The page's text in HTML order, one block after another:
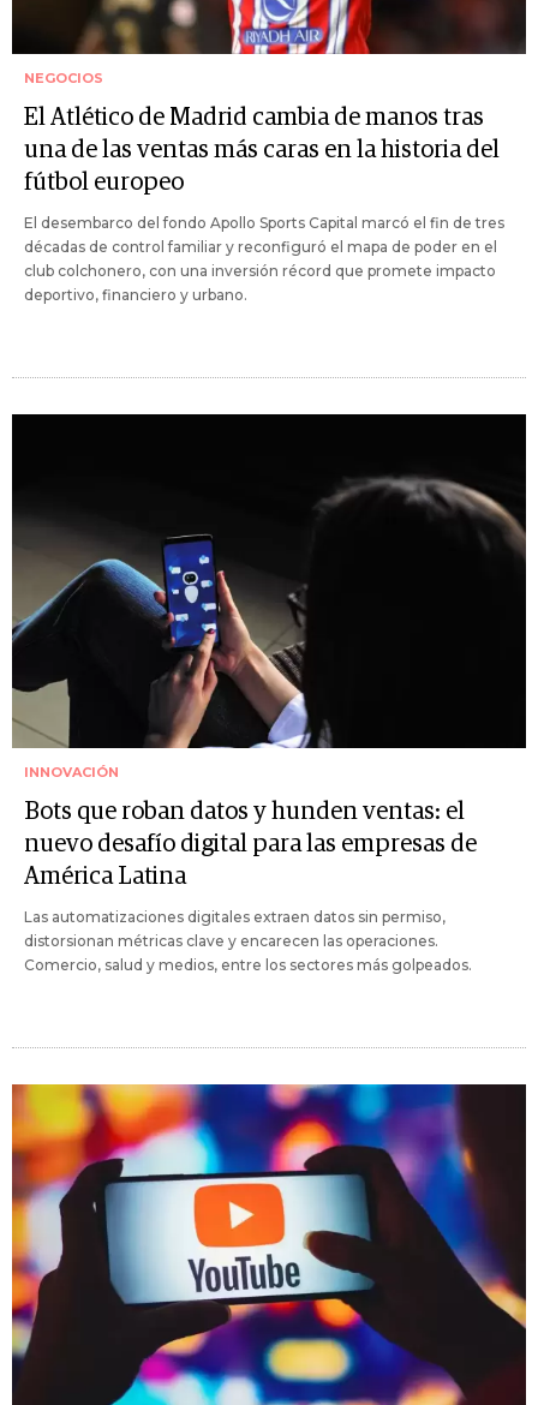
NEGOCIOS
El Atlético de Madrid cambia de manos tras
una de las ventas más caras en la historia del
fútbol europeo
El desembarco del fondo Apollo Sports Capital marcó el fin de tres
décadas de control familiar y reconfiguró el mapa de poder en el
club colchonero, con una inversión récord que promete impacto
deportivo, financiero y urbano.
INNOVACIÓN
Bots que roban datos y hunden ventas: el
nuevo desafío digital para las empresas de
América Latina
Las automatizaciones digitales extraen datos sin permiso,
distorsionan métricas clave y encarecen las operaciones.
Comercio, salud y medios, entre los sectores más golpeados.